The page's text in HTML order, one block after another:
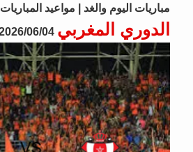
مباريات اليوم والغد | مواعيد
الدوري المغربي 06/04